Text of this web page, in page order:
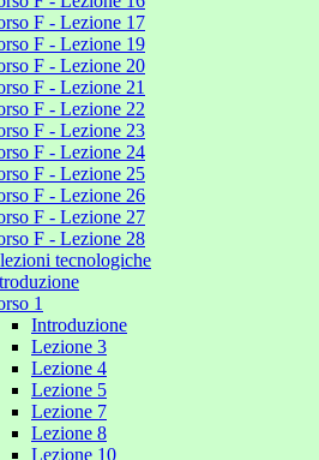
F - Lezione 17
F - Lezione 19
F - Lezione 20
F - Lezione 21
F - Lezione 22
F - Lezione 23
F - Lezione 24
F - Lezione 25
F - Lezione 26
F - Lezione 27
F - Lezione 28
tecnologiche
1
Introduzione
Lezione 3
Lezione 4
Lezione 5
Lezione 7
Lezione 8
Lezione 10